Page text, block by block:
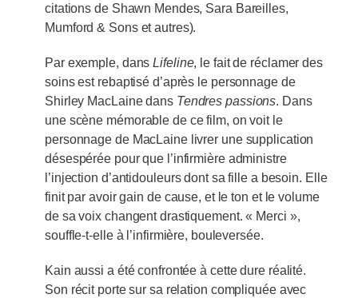
citations de Shawn Mendes, Sara Bareilles,
Mumford & Sons et autres).
Par exemple, dansLifeline, le fait de réclamer des
soins est rebaptisé d’après le personnage de
Shirley MacLaine dans Tendres passions. Dans
une scène mémorable de ce film, on voit le
personnage de MacLaine livrer une supplication
désespérée pour que l’infirmière administre
l’injection d’antidouleurs dont sa fille a besoin. Elle
finit par avoir gain de cause, et le ton et le volume
de sa voix changent drastiquement. « Merci »,
souffle-t-elle à l’infirmière, bouleversée.
Kain aussi a été confrontée à cette dure réalité.
Son récit porte sur sa relation compliquée avec